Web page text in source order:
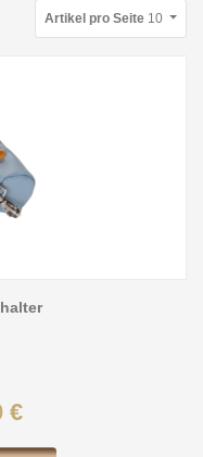
Artikel pro Seite 10
€